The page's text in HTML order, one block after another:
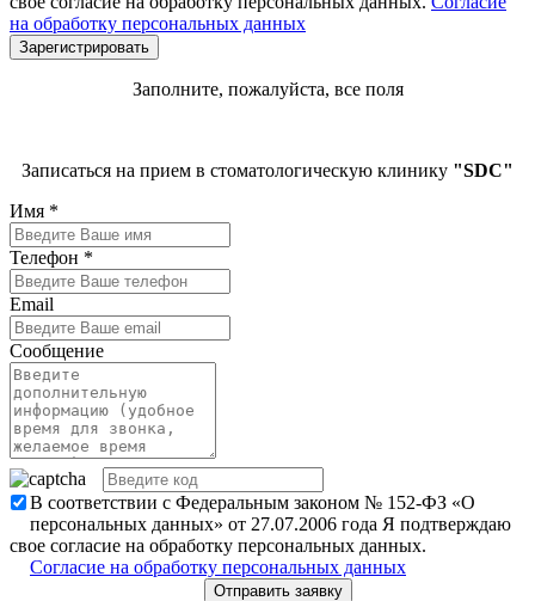
на обработку персональных данных
Заполните, пожалуйста, все поля
Записаться на прием в стоматологическую клинику "SDC"
Имя *
Телефон *
Email
Сообщение
В соответствии с Федеральным законом № 152-ФЗ «О
персональных данных» от 27.07.2006 года Я подтверждаю
свое согласие на обработку персональных данных.
Согласие на обработку персональных данных